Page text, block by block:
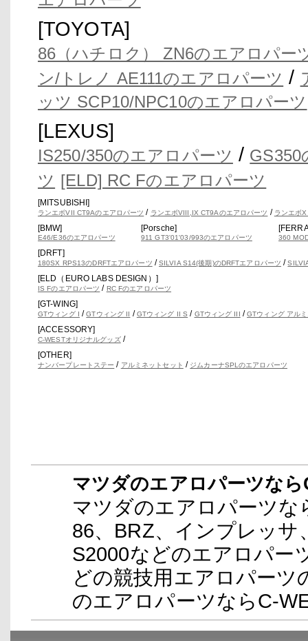
[TOYOTA]
86（ハチロク） ZN6のエアロパー
ン/トレノ AE111のエアロパーツ /
ッツ SCP10/NPC10のエアロパーツ
[LEXUS]
IS250/350のエアロパーツ / GS350
ツ [ELD] RC Fのエアロパーツ
[MITSUBISHI]
ランエボVII CT9Aのエアロパーツ / ランエボVIII,IX CT9Aのエアロパーツ / ランエボ
[BMW]
E46/E36のエアロパーツ
[Porsche]
911 GT3'01'03/993のエアロパーツ 360
[DRFT]
180SX RPS13のDRFTエアロパーツ /SILVIA S14(後期)のDRFTエアロパーツ /
[ELD（EURO LABS DESIGN）]
IS Fのエアロパーツ / RC Fのエアロパーツ
[GT-WING]
GTウィング I /GTウィング II /GTウィング II S / GTウィング III /GTウィング アル
[ACCESSORY]
C-WESTオリジナルグッズ/
[OTHER]
ナンバープレートステー / アルミネットセット / ジムカーナSPLのエアロパーツ
マツダのエアロパーツなら
マツダのエアロパーツな
86、BRZ、インプレッ
S2000などのエアロパー
どの競技用エアロパー
のエアロパーツならC-